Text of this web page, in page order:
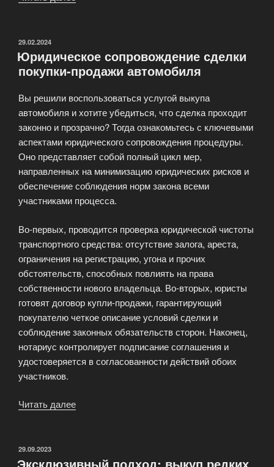
ОПУБЛИКОВАНО
29.02.2024
Юридическое сопровождение сделки
покупки-продажи автомобиля
Вы решили воспользоваться услугой выкупа
автомобиля и хотите убедиться, что сделка проходит
законно и прозрачно? Тогда ознакомьтесь с ключевыми
аспектами юридического сопровождения процедуры.
Оно представляет собой полный цикл мер,
направленных на минимизацию юридических рисков и
обеспечение соблюдения норм закона всеми
участниками процесса.
Во-первых, проводится проверка юридической чистоты
транспортного средства: отсутствие залога, ареста,
ограничения на регистрацию, угона и прочих
обстоятельств, способных повлиять на права
собственности нового владельца. Во-вторых, юристы
готовят договор купли-продажи, гарантирующий
покупателю четкое описание условий сделки и
соблюдение законных обязательств сторон. Наконец,
нотариус контролирует подписание соглашения и
удостоверяется в согласованности действий обоих
участников.
Читать далее
продажи
ОПУБЛИКОВАНО
29.09.2023
Эксклюзивный подход: выкуп редких